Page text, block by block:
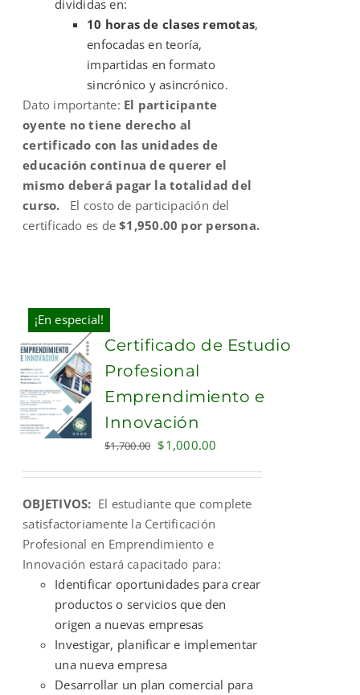
divididas en:
10 horas de clases remotas,
enfocadas en teoría,
impartidas en formato
sincrónico y asincrónico.
Dato importante: El participante
oyente no tiene derecho al
certificado con las unidades de
educación continua de querer el
mismo deberá pagar la totalidad del
curso.
El costo de participación del
certificado es de$1,950.00 por persona.
¡En especial!
ADD TO
CART
Certificado de Estudio
Profesional
Emprendimiento e
Innovación
$1,700.00 Original
$1,700.00.
$1,000.00
$1,000.00.
OBJETIVOS: El estudiante que complete
satisfactoriamente la Certificación
Profesional en Emprendimiento e
Innovación estará capacitado para:
Identificar oportunidades para crear
productos o servicios que den
origen a nuevas empresas
Investigar, planificar e implementar
una nueva empresa
Desarrollar un plan comercial para